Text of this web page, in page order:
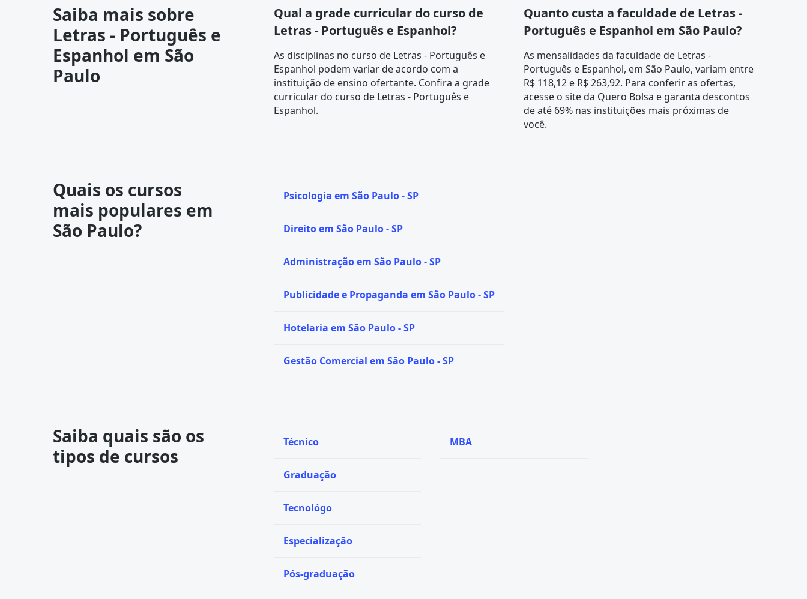
Saiba mais sobre
Letras - Português e
Espanhol em São
Paulo
Qual a grade curricular do curso de
Letras - Português e Espanhol?
As disciplinas no curso de Letras - Português e
Espanhol podem variar de acordo com a
instituição de ensino ofertante. Confira a grade
curriculardo curso de Letras - Português e
Espanhol.
Quanto custa a faculdade de Letras -
Português e Espanhol em São Paulo?
As mensalidades da faculdade de Letras -
Português e Espanhol, em São Paulo, variam entre
R$ 118,12 e R$ 263,92. Para conferir as ofertas,
acesse o site da Quero Bolsa e garanta descontos
de até 69% nas instituições mais próximas de
você.
Quais os cursos
mais populares em
São Paulo?
Psicologia em São Paulo - SP
Direito em São Paulo - SP
Administração em São Paulo - SP
Publicidade e Propaganda em São Paulo - SP
Hotelaria em São Paulo - SP
Gestão Comercial em São Paulo - SP
Saiba quais são os
tipos de cursos
Técnico
Graduação
Tecnológo
Especialização
Pós-graduação
MBA